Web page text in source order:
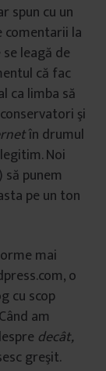
spun cu un
comentarii la
leagă de
că fac
ca limba să
şi
în drumul
Noi
punem
pe un ton
mai
o
cu scop
am
decât,
greşit.